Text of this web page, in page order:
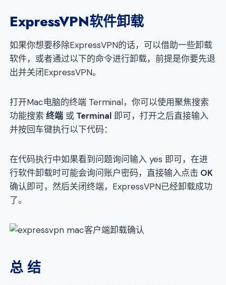
ExpressVPN软件卸载
如果你想要移除ExpressVPN的话，可以借助一些卸载
软件，或者通过以下的命令进行卸载，前提是你要先退
出并关闭ExpressVPN。
打开Mac电脑的终端 Terminal，你可以使用聚焦搜索
功能搜索 终端 或 Terminal 即可，打开之后直接输入
并按回车键执行以下代码：
在代码执行中如果看到问题询问输入 yes 即可，在进
行软件卸载时可能会询问账户密码，直接输入点击 OK
确认即可，然后关闭终端，ExpressVPN已经卸载成功
了。
总 结